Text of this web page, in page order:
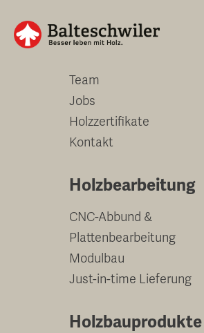
zum
Inhalt
Unternehmen
Team
Jobs
Holzzertifikate
Kontakt
Holzbearbeitung
CNC-Abbund &
Plattenbearbeitung
Modulbau
Just-in-time Lieferung
Holzbauprodukte